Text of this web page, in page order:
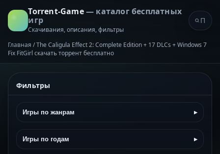
Torrent-Game— каталог бесплатных
игр
Скачивания, описания, фильтры
Главная /The Caligula Effect 2: Complete Edition + 17 DLCs + Windows 7
Fix FitGirl скачать торрент бесплатно
Фильтры
Игры по жанрам ▸
Игры по годам ▸